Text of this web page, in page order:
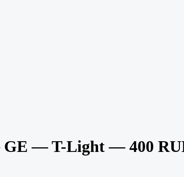
GE — T-Light — 400